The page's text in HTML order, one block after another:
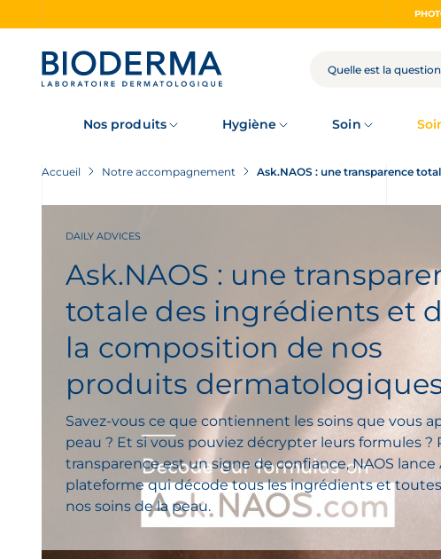
RECHERCHE
Nos produits Hygiène Soin
Accueil Notre accompagnement Ask.NAOS : une transparence
DAILY ADVICES
Ask.NAOS : une
totale des ingrédients et
la composition de nos
produits
Savez-vous ce que contiennent les soins que vous
peau ? Et si vous pouviez décrypter leurs formules ?
transparence est un signe de confiance, NAOS lance
plateforme qui décode tous les ingrédients et
nos soins de la peau.